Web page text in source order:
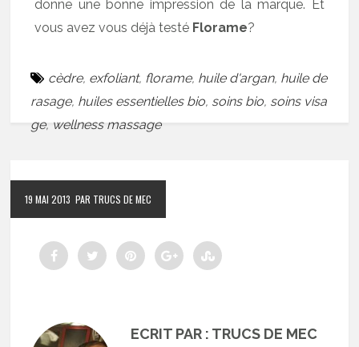
donne une bonne impression de la marque. Et
vous avez vous déjà testé Florame?
cèdre, exfoliant, florame, huile d'argan, huile de
rasage, huiles essentielles bio, soins bio, soins visa
ge,wellness massage
19 MAI 2013 PAR TRUCS DE MEC
ECRIT PAR : TRUCS DE MEC